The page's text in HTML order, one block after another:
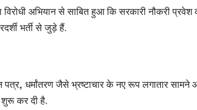
विरोधी अभियान से साबित हुआ कि सरकारी नौकरी
भर्ती से जुड़े हैं.
पत्र, धर्मांतरण जैसे भ्रष्टाचार के नए रूप लगातार सामने
शुरू कर दी है.